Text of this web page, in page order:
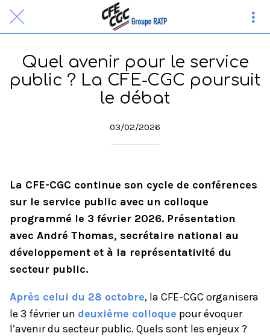
Quel avenir pour le service
public ? La CFE-CGC poursuit
le débat
03/02/2026
La CFE-CGC continue son cycle de conférences
sur le service public avec un colloque
programmé le 3 février 2026. Présentation
avec André Thomas, secrétaire national au
développement et à la représentativité du
secteur public.
Après celui du 28 octobre, la CFE-CGC organisera
le 3 février un deuxième colloque pour évoquer
l’avenir du secteur public. Quels sont les enjeux ?